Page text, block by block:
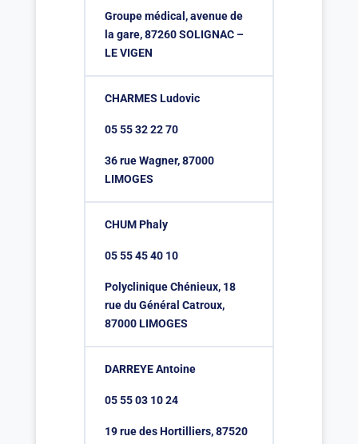
Groupe médical, avenue de
la gare, 87260 SOLIGNAC –
LE VIGEN
CHARMES Ludovic
05 55 32 22 70
36 rue Wagner, 87000
LIMOGES
CHUM Phaly
05 55 45 40 10
Polyclinique Chénieux, 18
rue du Général Catroux,
87000 LIMOGES
DARREYE Antoine
05 55 03 10 24
19 rue des Hortilliers, 87520